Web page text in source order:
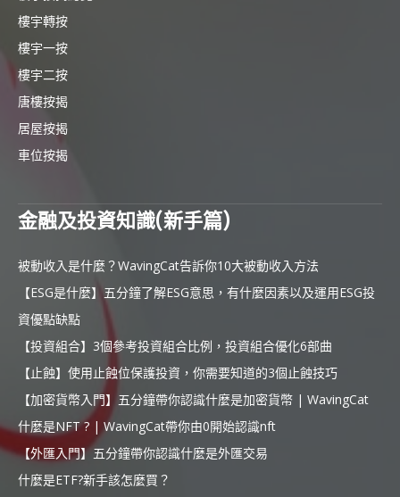
樓宇轉按
樓宇一按
樓宇二按
唐樓按揭
居屋按揭
車位按揭
金融及投資知識(新手篇)
被動收入是什麼？WavingCat告訴你10大被動收入方法
【ESG是什麼】五分鐘了解ESG意思，有什麼因素以及運用ESG投
資優點缺點
【投資組合】3個參考投資組合比例，投資組合優化6部曲
【止蝕】使用止蝕位保護投資，你需要知道的3個止蝕技巧
【加密貨幣入門】五分鐘帶你認識什麼是加密貨幣 | WavingCat
什麼是NFT ? | WavingCat帶你由0開始認識nft
【外匯入門】五分鐘帶你認識什麼是外匯交易
什麼是ETF?新手該怎麼買？